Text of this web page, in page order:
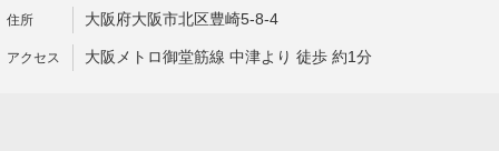
大阪府大阪市北区豊崎5-8-4
大阪メトロ御堂筋線 中津より 徒歩 約1分